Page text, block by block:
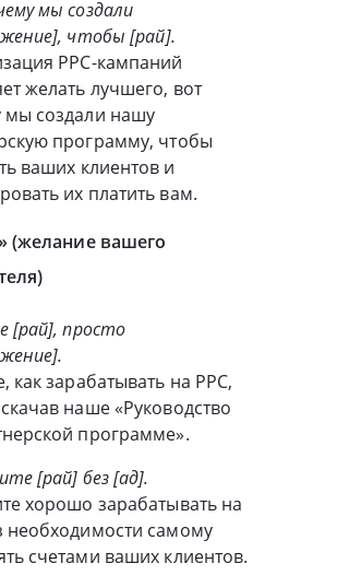
мы создали
чтобы [рай].
PPC-кампаний
желать лучшего, вот
мы создали нашу
программу, чтобы
ваших клиентов и
их платить вам.
(желание вашего
[рай], просто
как зарабатывать на PPC,
наше «Руководство
программе».
[рай] без [ад].
хорошо зарабатывать на
необходимости самому
счетами ваших клиентов.